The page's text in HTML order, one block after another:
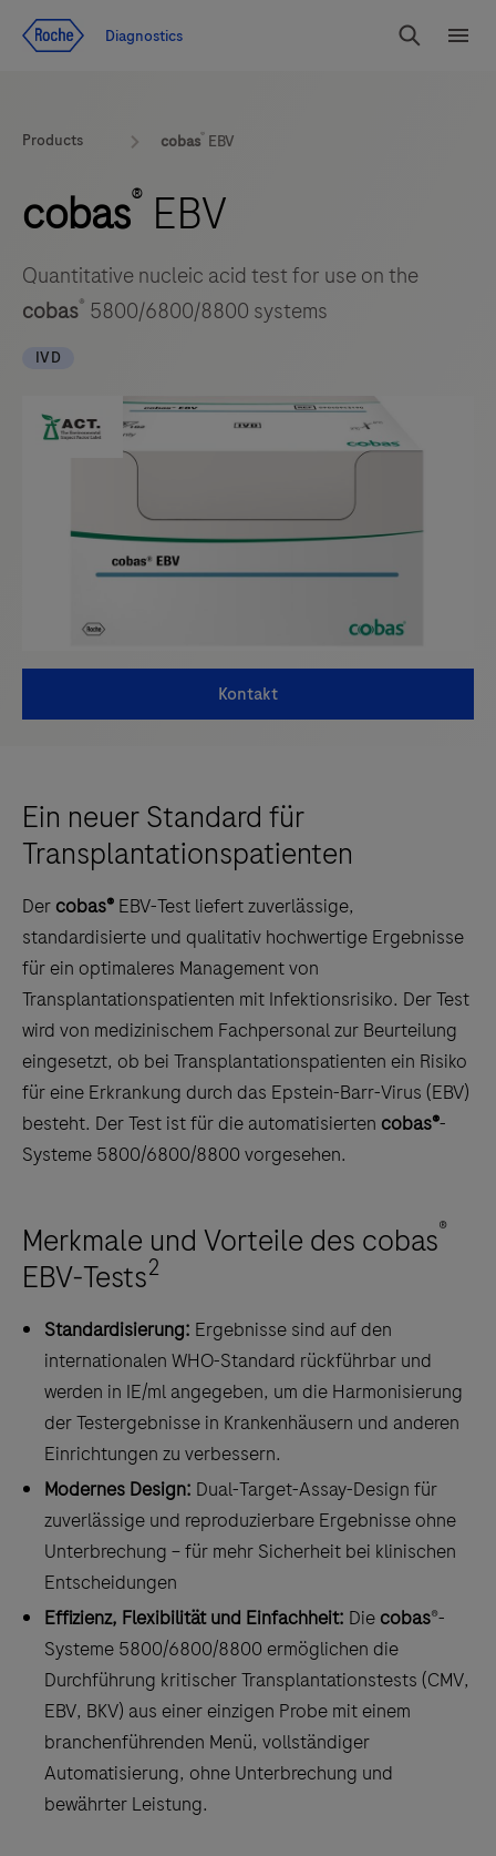
Diagnostics
Suchen
Products cobas® EBV
cobas® EBV
Quantitative nucleic acid test for use on the
cobas® 5800/6800/8800 systems
IVD
Kontakt
Ein neuer Standard für
Transplantationspatienten
Der cobas® EBV-Test liefert zuverlässige,
standardisierte und qualitativ hochwertige Ergebnisse
für ein optimaleres Management von
Transplantationspatienten mit Infektionsrisiko. Der Test
wird von medizinischem Fachpersonal zur Beurteilung
eingesetzt, ob bei Transplantationspatienten ein Risiko
für eine Erkrankung durch das Epstein-Barr-Virus (EBV)
besteht. Der Test ist für die automatisierten cobas®-
Systeme 5800/6800/8800 vorgesehen.
Merkmale und Vorteile des cobas®
EBV-Tests2
Standardisierung: Ergebnisse sind auf den
internationalen WHO-Standard rückführbar und
werden in IE/ml angegeben, um die Harmonisierung
der Testergebnisse in Krankenhäusern und anderen
Einrichtungen zu verbessern.
Modernes Design: Dual-Target-Assay-Design für
zuverlässige und reproduzierbare Ergebnisse ohne
Unterbrechung – für mehr Sicherheit bei klinischen
Entscheidungen
Effizienz, Flexibilität und Einfachheit: Die cobas®-
Systeme 5800/6800/8800 ermöglichen die
Durchführung kritischer Transplantationstests (CMV,
EBV, BKV) aus einer einzigen Probe mit einem
branchenführenden Menü, vollständiger
Automatisierung, ohne Unterbrechung und
bewährter Leistung.